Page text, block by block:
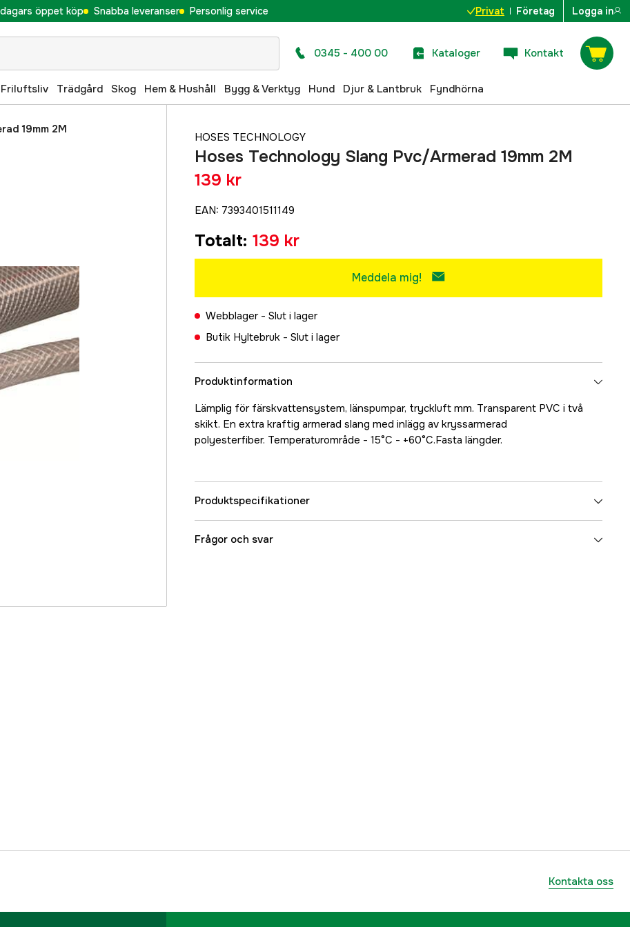
öppet köp Snabba leveranser Personlig service Privat Företag Logga in
0345 - 400 00 Kataloger Kontakt
Friluftsliv Trädgård Skog Hem & Hushåll Bygg & Verktyg Hund Djur & Lantbruk Fyndhörna
19mm 2M
HOSES TECHNOLOGY
Hoses Technology Slang Pvc/Armerad 19mm 2M
139 kr
EAN: 7393401511149
Totalt: 139 kr
Meddela mig!
Webblager - Slut i lager
Butik Hyltebruk - Slut i lager
Produktinformation
Lämplig för färskvattensystem, länspumpar, tryckluft mm. Transparent PVC i två
skikt. En extra kraftig armerad slang med inlägg av kryssarmerad
polyesterfiber. Temperaturområde - 15°C - +60°C.Fasta längder.
Produktspecifikationer
Referensnummer
Frågor och svar
Kontakta oss